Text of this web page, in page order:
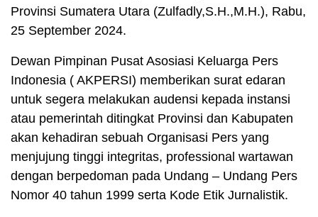
Provinsi Sumatera Utara (Zulfadly,S.H.,M.H.), Rabu,
25 September 2024.
Dewan Pimpinan Pusat Asosiasi Keluarga Pers
Indonesia ( AKPERSI) memberikan surat edaran
untuk segera melakukan audensi kepada instansi
atau pemerintah ditingkat Provinsi dan Kabupaten
akan kehadiran sebuah Organisasi Pers yang
menjujung tinggi integritas, professional wartawan
dengan berpedoman pada Undang – Undang Pers
Nomor 40 tahun 1999 serta Kode Etik Jurnalistik.